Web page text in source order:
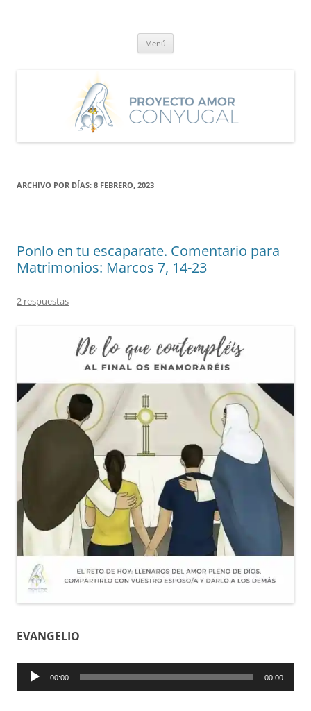
Menú
ARCHIVO POR DÍAS: 8 FEBRERO, 2023
Ponlo en tu escaparate. Comentario para
Matrimonios: Marcos 7, 14-23
2 respuestas
EVANGELIO
Reproductor
00:00 00:00